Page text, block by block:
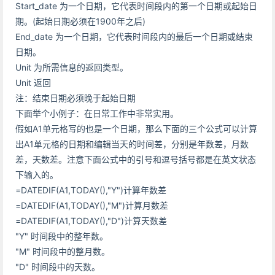
Start_date 为一个日期，它代表时间段内的第一个日期或起始日
期。(起始日期必须在1900年之后)
End_date 为一个日期，它代表时间段内的最后一个日期或结束
日期。
Unit 为所需信息的返回类型。
Unit 返回
注：结束日期必须晚于起始日期
下面举个小例子：在日常工作中非常实用。
假如A1单元格写的也是一个日期，那么下面的三个公式可以计算
出A1单元格的日期和编辑当天的时间差，分别是年数差，月数
差，天数差。注意下面公式中的引号和逗号括号都是在英文状态
下输入的。
=DATEDIF(A1,TODAY(),"Y")计算年数差
=DATEDIF(A1,TODAY(),"M")计算月数差
=DATEDIF(A1,TODAY(),"D")计算天数差
"Y" 时间段中的整年数。
"M" 时间段中的整月数。
"D" 时间段中的天数。